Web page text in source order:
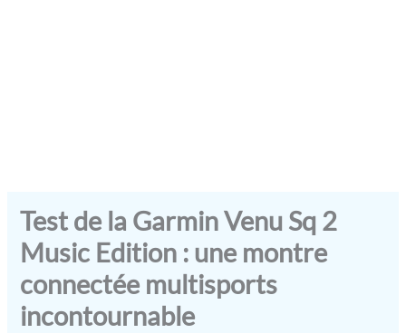
Test de la Garmin Venu Sq 2
Music Edition : une montre
connectée multisports
incontournable